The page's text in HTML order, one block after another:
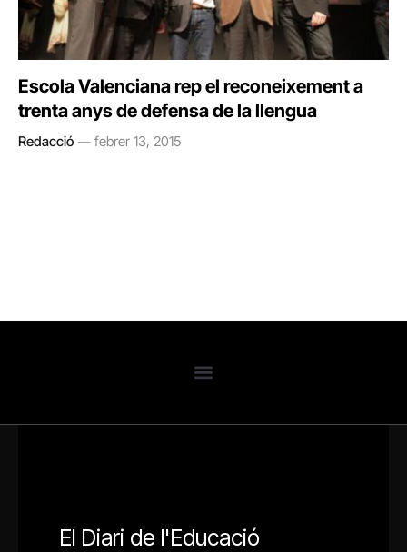
Escola Valenciana rep el reconeixement a
trenta anys de defensa de la llengua
Redacció febrer 13, 2015